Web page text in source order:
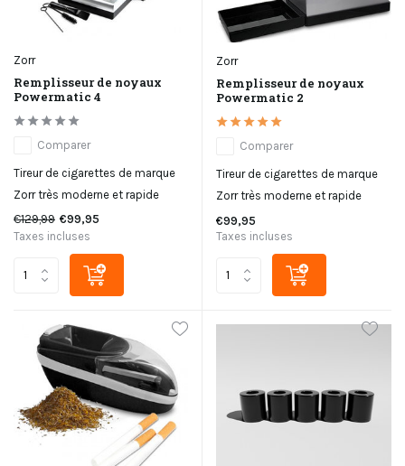
Zorr
Remplisseur de noyaux
Powermatic 4
Comparer
Tireur de cigarettes de marque
Zorr très moderne et rapide
€129,99 €99,95
Taxes incluses
Zorr
Remplisseur de noyaux
Powermatic 2
Comparer
Tireur de cigarettes de marque
Zorr très moderne et rapide
€99,95
Taxes incluses